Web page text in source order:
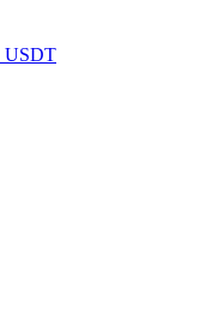
1788 USDT